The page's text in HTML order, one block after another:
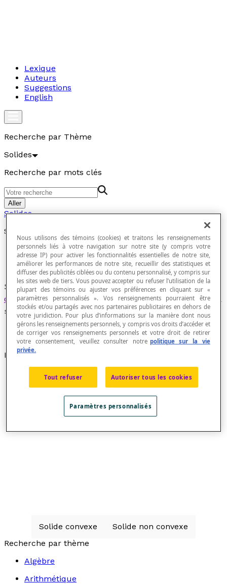
Lexique
Auteurs
Suggestions
English
Recherche par Thème
Solides
Recherche par mots clés
Aller
Solides
Solide convexe
Solide dans lequel tous les points d'unsegment
de droitequi joint deux points quelconques de sa
surface appartiennent aussi au solide.
Exemple
Solide convexe
Solide non convexe
Recherche par thème
Algèbre
Arithmétique
Nous utilisons des témoins (cookies) et traitons les renseignements
personnels liés à votre navigation sur notre site (y compris votre
adresse IP) pour activer les fonctionnalités essentielles de notre site,
améliorer les performances de notre site, recueillir des statistiques et
diffuser des publicités ciblées ou du contenu personnalisé, y compris sur
les sites web de tiers. Vous pouvez accepter ou refuser l’utilisation de la
plupart des témoins ou ajuster vos préférences en cliquant sur «
paramètres personnalisés ». Vos renseignements pourraient être
stockés et/ou partagés avec nos partenaires publicitaires en dehors de
votre juridiction. Pour plus d’informations sur la manière dont nous
gérons les renseignements personnels, y compris vos droits d’accéder et
de corriger vos renseignements personnels et votre droit de retirer
votre consentement, veuillez consulter notre politique sur la vie
privée.
Tout refuser Autoriser tous les cookies
Paramètres personnalisés